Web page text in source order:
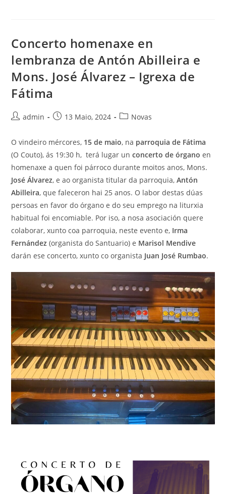
Concerto homenaxe en
lembranza de Antón Abilleira e
Mons. José Álvarez – Igrexa de
Fátima
Autor
entrada:
admin
Publicación
entrada:
13 Maio, 2024
Categoría
Novas
O vindeiro mércores, 15 de maio, na parroquia de Fátima
(O Couto), ás 19:30 h, terá lugar unconcerto de órgano en
homenaxe a quen foi párroco durante moitos anos, Mons.
José Álvarez, e ao organista titular da parroquia,Antón
Abilleira, que faleceron hai 25 anos. O labor destas dúas
persoas en favor do órgano e do seu emprego na liturxia
habitual foi encomiable. Por iso, a nosa asociación quere
colaborar, xunto coa parroquia, neste evento e, Irma
Fernández (organista do Santuario) e Marisol Mendive
darán ese concerto, xunto co organista Juan José Rumbao.